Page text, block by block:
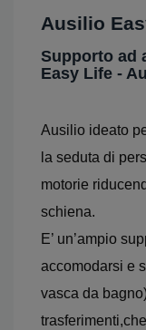
Ausilio
Supporto ad
Easy Life -
Ausilio ideato
la seduta di
motorie
schiena.
E’ un’ampio
accomodarsi e
vasca da